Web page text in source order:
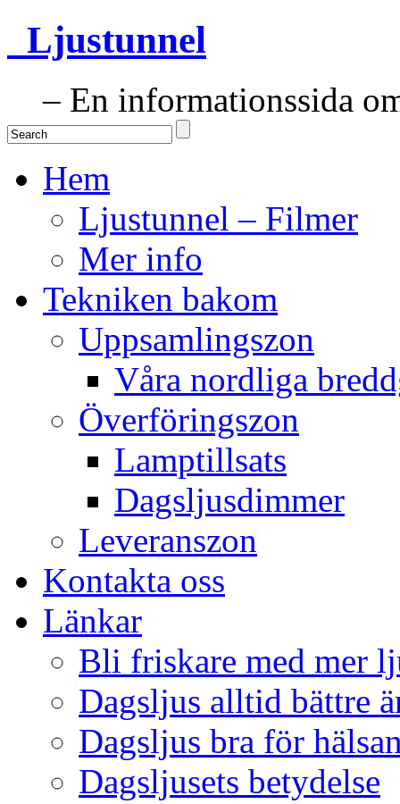
Ljustunnel
– En informationssida
Hem
Ljustunnel – Filmer
Mer info
Tekniken bakom
Uppsamlingszon
Våra nordliga
Överföringszon
Lamptillsats
Dagsljusdimmer
Leveranszon
Kontakta oss
Länkar
Bli friskare med mer
Dagsljus alltid bättre
Dagsljus bra för
Dagsljusets betydelse